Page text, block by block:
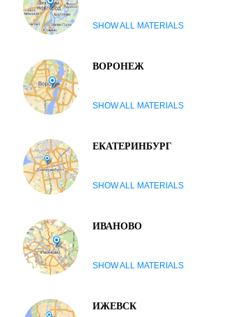
SHOW ALL MATERIALS
ВОРОНЕЖ
SHOW ALL MATERIALS
ЕКАТЕРИНБУРГ
SHOW ALL MATERIALS
ИВАНОВО
SHOW ALL MATERIALS
ИЖЕВСК